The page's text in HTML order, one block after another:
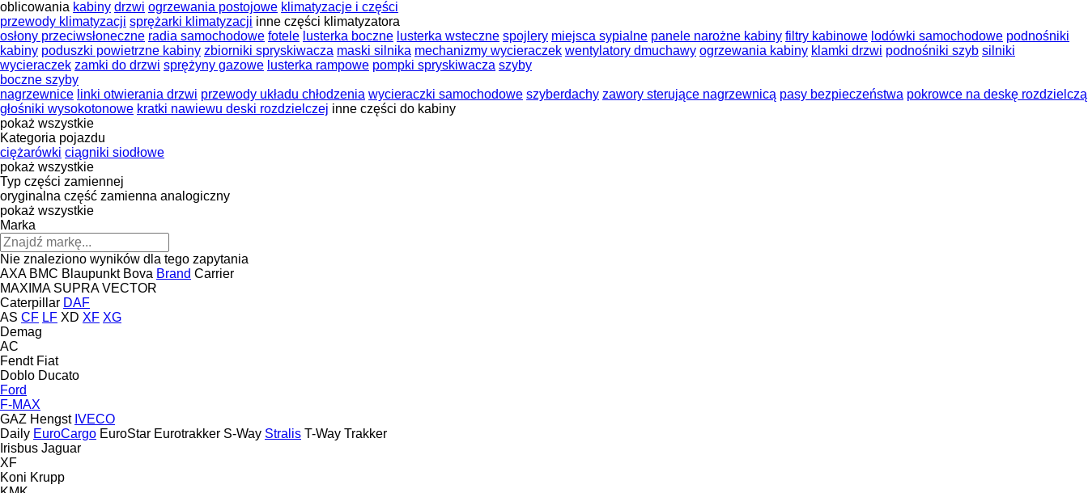
oblicowania kabiny drzwi ogrzewania postojowe klimatyzacje i części
przewody klimatyzacji sprężarki klimatyzacji inne części klimatyzatora
osłony przeciwsłoneczne radia samochodowe fotele lusterka boczne lusterka wsteczne spojlery miejsca sypialne panele narożne kabiny filtry kabinowe lodówki samochodowe podnośniki
kabiny poduszki powietrzne kabiny zbiorniki spryskiwacza maski silnika mechanizmy wycieraczek wentylatory dmuchawy ogrzewania kabiny klamki drzwi podnośniki szyb silniki
wycieraczek zamki do drzwi sprężyny gazowe lusterka rampowe pompki spryskiwacza szyby
boczne szyby
nagrzewnice linki otwierania drzwi przewody układu chłodzenia wycieraczki samochodowe szyberdachy zawory sterujące nagrzewnicą pasy bezpieczeństwa pokrowce na deskę rozdzielczą
głośniki wysokotonowe kratki nawiewu deski rozdzielczej inne części do kabiny
pokaż wszystkie
Kategoria pojazdu
ciężarówki ciągniki siodłowe
pokaż wszystkie
Typ części zamiennej
oryginalna część zamienna analogiczny
pokaż wszystkie
Marka
Nie znaleziono wyników dla tego zapytania
AXA BMC Blaupunkt Bova Brand Carrier
MAXIMA SUPRA VECTOR
Caterpillar DAF
AS CF LF XD XF XG
Demag
AC
Fendt Fiat
Doblo Ducato
Ford
F-MAX
GAZ Hengst IVECO
Daily EuroCargo EuroStar Eurotrakker S-Way Stralis T-Way Trakker
Irisbus Jaguar
XF
Koni Krupp